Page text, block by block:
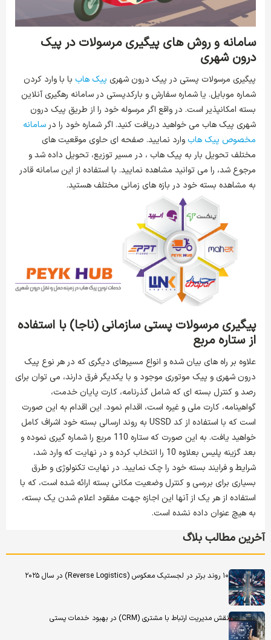
سامانه و روش های پیگیری مرسولات در پیک
درون شهری
پیگیری مرسولات پستی در پیک درون شهری پیک هاب با با وارد کردن
شماره موبایل. یا شماره سفارش و بارکدپستی در سامانه رهگیری آنلاین
بسته امکانپذیر است. در واقع اگر مرسوله خود را از طریق پیک درون
شهری پیک هاب می خواهید دریافت کنید. اگر شماره خود را در سامانه
مخصوص پیک هاب وارد نمایید. صفحه ای حاوی موقعیت های
مختلف تحویل بار به پیک هاب ، در مسیر توزیع، تحویل داده شد و
مرجوع شد، را می توانید مشاهده نمایید. با استفاده از این سامانه قادر
به مشاهده بسته خود در بازه های زمانی مختلف هستید.
پیگیری مرسولات پستی سازمانی (ناجا) با استفاده
از ستاره مربع
علاوه بر راه های بیان شده و انواع مسیرهای دیگری که در هر نوع پیک
درون شهری و پیک موتوری موجود و با یکدیگر فرق دارند، می توان برای
رصد و کنترل بسته ای که شامل گذرنامه، کارت پایان خدمت،
گواهینامه، کارت ملی و غیره است، اقدام نمود. این اقدام به این صورت
است که با استفاده از کد USSD به روند ارسالی بسته خود اشراف کامل
خواهید یافت. به این صورت که ستاره 110 مربع را شماره گیری نموده و
بعد گزینه پلیس بعلاوه 10 را انتخاب کرده و در نهایت که وارد شد،
شرایط و فرایند بسته خود را چک نمایید. در نهایت تکنولوژی و طرق
بسیاری برای بررسی و کنترل وضعیت مکانی بسته ارائه شده است، که با
استفاده از هر یک از آنها این اجازه جهت مفقود اعلام شدن یک بسته،
به هیچ عنوان داده نشده است.
آخرین مطالب بلاگ
۱۰ روند برتر در لجستیک معکوس (Reverse Logistics) در سال ۲۰۲۵
نقش مدیریت ارتباط با مشتری (CRM) در بهبود خدمات پستی